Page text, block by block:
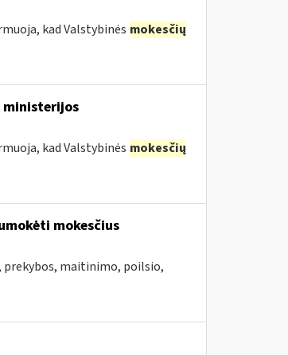
kad Valstybinės mokesčių
ministerijos
kad Valstybinės mokesčių
mokesčius
prekybos, maitinimo, poilsio,